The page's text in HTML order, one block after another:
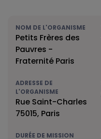
NOM DE L'ORGANISME
Petits Frères des
Pauvres -
Fraternité Paris
ADRESSE DE
L'ORGANISME
Rue Saint-Charles
75015, Paris
DURÉE DE MISSION